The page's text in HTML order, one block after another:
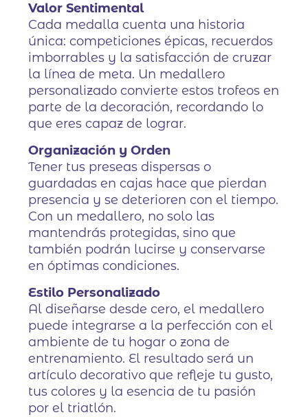
Valor Sentimental
Cada medalla cuenta una historia
única: competiciones épicas, recuerdos
imborrables y la satisfacción de cruzar
la línea de meta. Un medallero
personalizado convierte estos trofeos en
parte de la decoración, recordando lo
que eres capaz de lograr.
Organización y Orden
Tener tus preseas dispersas o
guardadas en cajas hace que pierdan
presencia y se deterioren con el tiempo.
Con un medallero, no solo las
mantendrás protegidas, sino que
también podrán lucirse y conservarse
en óptimas condiciones.
Estilo Personalizado
Al diseñarse desde cero, el medallero
puede integrarse a la perfección con el
ambiente de tu hogar o zona de
entrenamiento. El resultado será un
artículo decorativo que refleje tu gusto,
tus colores y la esencia de tu pasión
por el triatlón.